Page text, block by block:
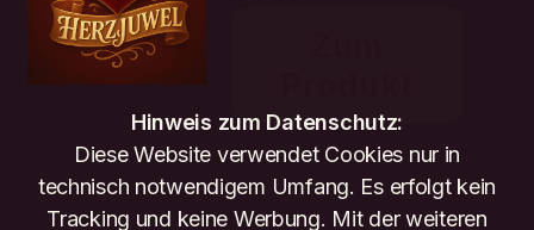
Hinweis zum Datenschutz:
Diese Website verwendet Cookies nur in
technisch notwendigem Umfang. Es erfolgt kein
Tracking und keine Werbung. Mit der weiteren